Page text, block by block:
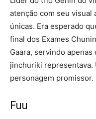
atenção com seu visual
únicas. Era esperado
final dos Exames
Gaara, servindo
jinchuriki representava.
personagem promissor.
Fuu